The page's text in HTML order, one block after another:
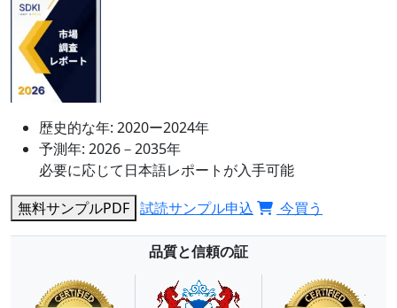
歴史的な年: 2020ー2024年
予測年: 2026－2035年
必要に応じて日本語レポートが入手可能
無料サンプルPDF 試読サンプル申込 今買う
品質と信頼の証